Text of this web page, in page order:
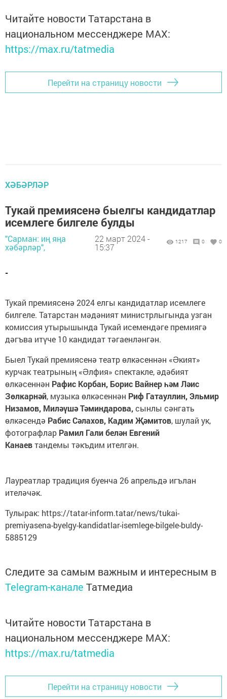
Читайте новости Татарстана в
национальном мессенджере MАХ:
https://max.ru/tatmedia
Перейти на страницу новости
ХӘБӘРЛӘР
Тукай премиясенә быелгы кандидатлар
исемлеге билгеле булды
"Сарман: иң яңа
хәбәрләр",
22 март 2024 -
15:37
1217 0 0
-
Тукай премиясенә 2024 елгы кандидатлар исемлеге
билгеле. Татарстан мәдәният министрлыгында узган
комиссия утырышында Тукай исемендәге премиягә
дәгъва итүче 10 кандидат тәгаенләнгән.
Быел Тукай премиясенә театр өлкәсеннән «Əкият»
курчак театрының «Əлфия» спектакле, әдәбият
өлкәсеннән Рафис Корбан, Борис Вайнер һәм Ләис
Зөлкарнәй, музыка өлкәсеннән Риф Гатауллин, Эльмир
Низамов, Миләүшә Тәминдарова,сынлы сәнгать
өлкәсендә Рабис Сәлахов, Кадим Җәмитов, шулай ук,
фотографлар Рамил Гали белән Евгений
Канаевтандемы тәкъдим ителгән.
Лауреатлар традиция буенча 26 апрельдә игълан
ителәчәк.
Тулырак: https://tatar-inform.tatar/news/tukai-
premiyasena-byelgy-kandidatlar-isemlege-bilgele-buldy-
5885129
Следите за самым важным и интересным в
Telegram-канале Татмедиа
Читайте новости Татарстана в
национальном мессенджере MАХ:
https://max.ru/tatmedia
Перейти на страницу новости